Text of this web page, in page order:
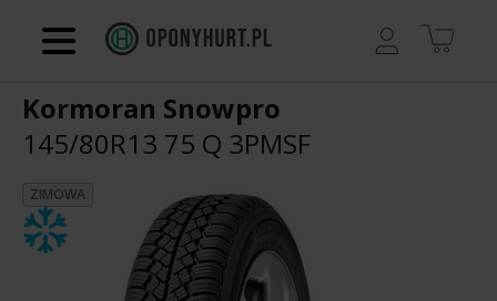
Kontakt
Kormoran Snowpro
145/80R13 75 Q 3PMSF
ZIMOWA